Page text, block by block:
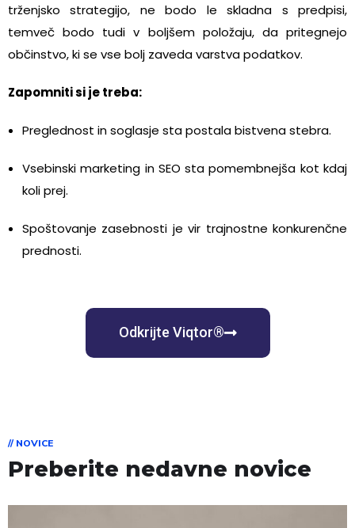
trženjsko strategijo, ne bodo le skladna s predpisi,
temveč bodo tudi v boljšem položaju, da pritegnejo
občinstvo, ki se vse bolj zaveda varstva podatkov.
Zapomniti si je treba:
Preglednost in soglasje sta postala bistvena stebra.
Vsebinski marketing in SEO sta pomembnejša kot kdaj
koli prej.
Spoštovanje zasebnosti je vir trajnostne konkurenčne
prednosti.
Odkrijte Viqtor®
// NOVICE
Preberite nedavne novice